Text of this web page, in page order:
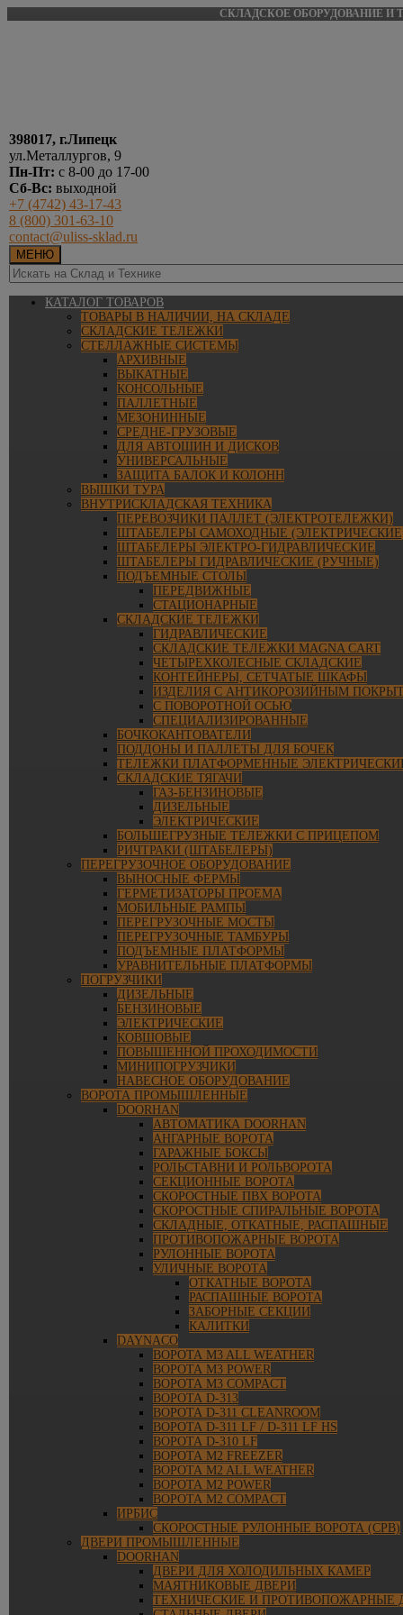
СКЛАДСКОЕ ОБОРУДОВАНИЕ И
398017, г.Липецк
ул.Металлургов, 9
Пн-Пт: с 8-00 до 17-00
Сб-Вс: выходной
+7 (4742) 43-17-43
8 (800) 301-63-10
contact@uliss-sklad.ru
МЕНЮ
КАТАЛОГ ТОВАРОВ
ТОВАРЫ В НАЛИЧИИ, НА СКЛАДЕ
СКЛАДСКИЕ ТЕЛЕЖКИ
СТЕЛЛАЖНЫЕ СИСТЕМЫ
АРХИВНЫЕ
ВЫКАТНЫЕ
КОНСОЛЬНЫЕ
ПАЛЛЕТНЫЕ
МЕЗОНИННЫЕ
СРЕДНЕ-ГРУЗОВЫЕ
ДЛЯ АВТОШИН И ДИСКОВ
УНИВЕРСАЛЬНЫЕ
ЗАЩИТА БАЛОК И КОЛОНН
ВЫШКИ ТУРА
ВНУТРИСКЛАДСКАЯ ТЕХНИКА
ПЕРЕВОЗЧИКИ ПАЛЛЕТ (ЭЛЕКТРОТЕЛЕЖКИ)
ШТАБЕЛЕРЫ САМОХОДНЫЕ
ШТАБЕЛЕРЫ ЭЛЕКТРО-ГИДРАВЛИЧЕСКИЕ
ШТАБЕЛЕРЫ ГИДРАВЛИЧЕСКИЕ (РУЧНЫЕ)
ПОДЪЕМНЫЕ СТОЛЫ
ПЕРЕДВИЖНЫЕ
СТАЦИОНАРНЫЕ
СКЛАДСКИЕ ТЕЛЕЖКИ
ГИДРАВЛИЧЕСКИЕ
СКЛАДСКИЕ ТЕЛЕЖКИ MAGNA CART
ЧЕТЫРЕХКОЛЕСНЫЕ СКЛАДСКИЕ
КОНТЕЙНЕРЫ, СЕТЧАТЫЕ ШКАФЫ
ИЗДЕЛИЯ С АНТИКОРОЗИЙНЫМ
С ПОВОРОТНОЙ ОСЬЮ
СПЕЦИАЛИЗИРОВАННЫЕ
БОЧКОКАНТОВАТЕЛИ
ПОДДОНЫ И ПАЛЛЕТЫ ДЛЯ БОЧЕК
ТЕЛЕЖКИ ПЛАТФОРМЕННЫЕ
СКЛАДСКИЕ ТЯГАЧИ
ГАЗ-БЕНЗИНОВЫЕ
ДИЗЕЛЬНЫЕ
ЭЛЕКТРИЧЕСКИЕ
БОЛЬШЕГРУЗНЫЕ ТЕЛЕЖКИ С ПРИЦЕПОМ
РИЧТРАКИ (ШТАБЕЛЕРЫ)
ПЕРЕГРУЗОЧНОЕ ОБОРУДОВАНИЕ
ВЫНОСНЫЕ ФЕРМЫ
ГЕРМЕТИЗАТОРЫ ПРОЕМА
МОБИЛЬНЫЕ РАМПЫ
ПЕРЕГРУЗОЧНЫЕ МОСТЫ
ПЕРЕГРУЗОЧНЫЕ ТАМБУРЫ
ПОДЪЕМНЫЕ ПЛАТФОРМЫ
УРАВНИТЕЛЬНЫЕ ПЛАТФОРМЫ
ПОГРУЗЧИКИ
ДИЗЕЛЬНЫЕ
БЕНЗИНОВЫЕ
ЭЛЕКТРИЧЕСКИЕ
КОВШОВЫЕ
ПОВЫШЕННОЙ ПРОХОДИМОСТИ
МИНИПОГРУЗЧИКИ
НАВЕСНОЕ ОБОРУДОВАНИЕ
ВОРОТА ПРОМЫШЛЕННЫЕ
DOORHAN
АВТОМАТИКА DOORHAN
АНГАРНЫЕ ВОРОТА
ГАРАЖНЫЕ БОКСЫ
РОЛЬСТАВНИ И РОЛЬВОРОТА
СЕКЦИОННЫЕ ВОРОТА
СКОРОСТНЫЕ ПВХ ВОРОТА
СКОРОСТНЫЕ СПИРАЛЬНЫЕ ВОРОТА
СКЛАДНЫЕ, ОТКАТНЫЕ, РАСПАШНЫЕ
ПРОТИВОПОЖАРНЫЕ ВОРОТА
РУЛОННЫЕ ВОРОТА
УЛИЧНЫЕ ВОРОТА
ОТКАТНЫЕ ВОРОТА
РАСПАШНЫЕ ВОРОТА
ЗАБОРНЫЕ СЕКЦИИ
КАЛИТКИ
DAYNACO
ВОРОТА M3 ALL WEATHER
ВОРОТА M3 POWER
ВОРОТА M3 COMPACT
ВОРОТА D-313
ВОРОТА D-311 CLEANROOM
ВОРОТА D-311 LF / D-311 LF HS
ВОРОТА D-310 LF
ВОРОТА M2 FREEZER
ВОРОТА M2 ALL WEATHER
ВОРОТА M2 POWER
ВОРОТА M2 COMPACT
ИРБИС
СКОРОСТНЫЕ РУЛОННЫЕ ВОРОТА (СРВ)
ДВЕРИ ПРОМЫШЛЕННЫЕ
DOORHAN
ДВЕРИ ДЛЯ ХОЛОДИЛЬНЫХ КАМЕР
МАЯТНИКОВЫЕ ДВЕРИ
ТЕХНИЧЕСКИЕ И ПРОТИВОПОЖАРНЫЕ